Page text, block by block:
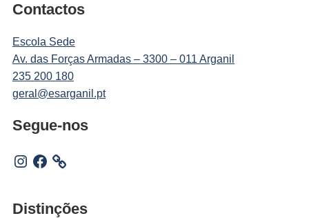
Contactos
Escola Sede
Av. das Forças Armadas – 3300 – 011 Arganil
235 200 180
geral@esarganil.pt
Segue-nos
Instagram
Facebook
Distinções